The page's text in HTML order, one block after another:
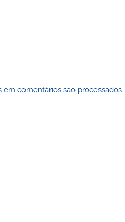
em comentários são processados.